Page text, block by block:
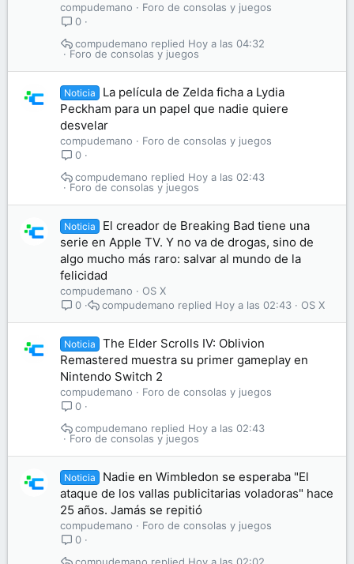
compudemano
Foro de consolas y juegos
0
Foro de consolas y juegos
Hoy a las 04:32
compudemano
Noticia
La película de Zelda ficha a Lydia
Peckham para un papel que nadie quiere
desvelar
compudemano
Foro de consolas y juegos
0
Foro de consolas y juegos
Hoy a las 02:43
compudemano
Noticia
El creador de Breaking Bad tiene una
serie en Apple TV. Y no va de drogas, sino de
algo mucho más raro: salvar al mundo de la
felicidad
compudemano
OS X
0
OS X
Hoy a las 02:43
compudemano
Noticia
The Elder Scrolls IV: Oblivion
Remastered muestra su primer gameplay en
Nintendo Switch 2
compudemano
Foro de consolas y juegos
0
Foro de consolas y juegos
Hoy a las 02:43
compudemano
Noticia
Nadie en Wimbledon se esperaba "El
ataque de los vallas publicitarias voladoras" hace
25 años. Jamás se repitió
compudemano
Foro de consolas y juegos
0